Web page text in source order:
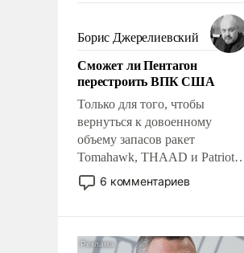
сложна и амбициозна. Однако
и ее реализация радикально
поднимет наши боевые
возможности.
Борис Джерелиевский
Сможет ли Пентагон
перестроить ВПК США
Только для того, чтобы
вернуться к довоенному
объему запасов ракет
Tomahawk, THAAD и Patriot
США потребуется более трех
лет. Даже небольшая война с
Сложившаяся ситуация
6 комментариев